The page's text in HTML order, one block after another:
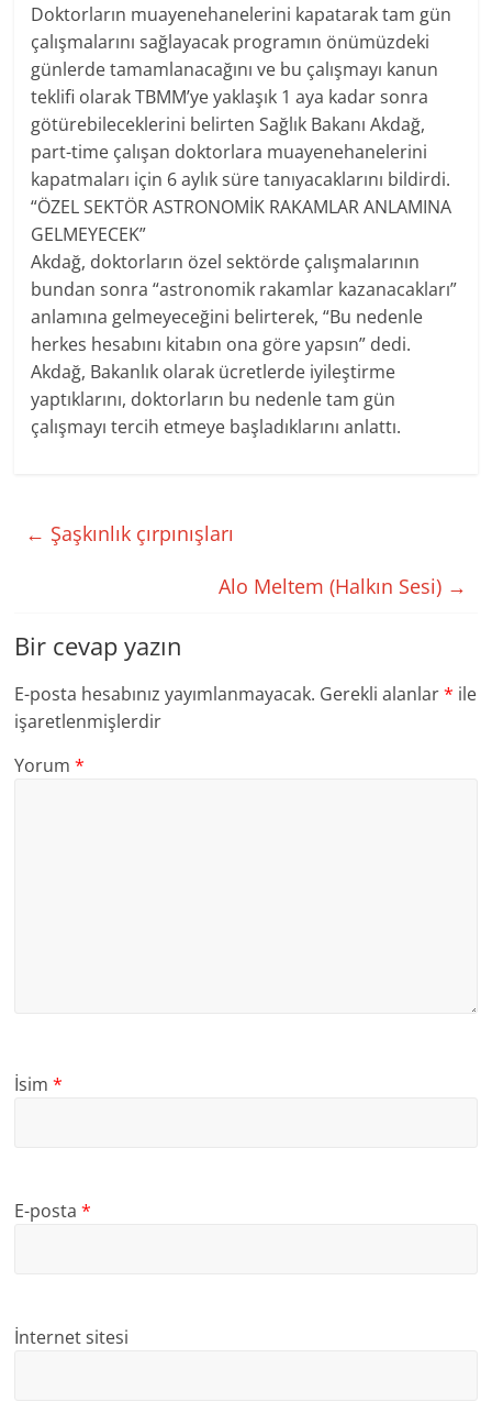
Doktorların muayenehanelerini kapatarak tam gün
çalışmalarını sağlayacak programın önümüzdeki
günlerde tamamlanacağını ve bu çalışmayı kanun
teklifi olarak TBMM’ye yaklaşık 1 aya kadar sonra
götürebileceklerini belirten Sağlık Bakanı Akdağ,
part-time çalışan doktorlara muayenehanelerini
kapatmaları için 6 aylık süre tanıyacaklarını bildirdi.
“ÖZEL SEKTÖR ASTRONOMİK RAKAMLAR ANLAMINA
GELMEYECEK”
Akdağ, doktorların özel sektörde çalışmalarının
bundan sonra “astronomik rakamlar kazanacakları”
anlamına gelmeyeceğini belirterek, “Bu nedenle
herkes hesabını kitabın ona göre yapsın” dedi.
Akdağ, Bakanlık olarak ücretlerde iyileştirme
yaptıklarını, doktorların bu nedenle tam gün
çalışmayı tercih etmeye başladıklarını anlattı.
← Şaşkınlık çırpınışları
Alo Meltem (Halkın Sesi) →
Bir cevap yazın
E-posta hesabınız yayımlanmayacak. Gerekli alanlar* ile
işaretlenmişlerdir
Yorum*
İsim*
E-posta*
İnternet sitesi